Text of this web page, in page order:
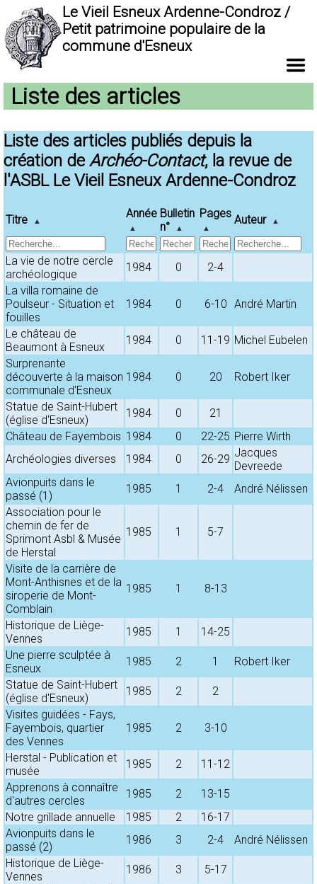
Le Vieil Esneux Ardenne-Condroz /
Petit patrimoine populaire de la
commune d'Esneux
Liste des articles
Liste des articles publiés depuis la
création deArchéo-Contact, la revue de
l'ASBL Le Vieil Esneux Ardenne-Condroz
Titre ▲
Année
▲
Bulletin
n°
▲
Pages
▲
Auteur ▲
La vie de notre cercle
archéologique
1984 0
2-4
La villa romaine de
Poulseur - Situation et
fouilles
1984 0 6-10 André Martin
Le château de
Beaumont à Esneux
1984 0 11-19 Michel Eubelen
Surprenante
découverte à la maison
communale d'Esneux
1984 0 20 Robert Iker
Statue de Saint-Hubert
(église d'Esneux)
1984 0
21
Château de Fayembois 1984 0 22-25 Pierre Wirth
Archéologies diverses
1984 0 26-29 Jacques
Devreede
Avionpuits dans le
passé (1)
1985 1 2-4
André Nélissen
Association pour le
chemin de fer de
Sprimont Asbl & Musée
de Herstal
1985 1 5-7
Visite de la carrière de
Mont-Anthisnes et de la
siroperie de Mont-
Comblain
1985 1 8-13
Historique de Liège-
Vennes
1985 1
14-25
Une pierre sculptée à
Esneux
1985 2 1
Robert Iker
Statue de Saint-Hubert
(église d'Esneux)
1985 2
2
Visites guidées - Fays,
Fayembois, quartier
des Vennes
1985 2 3-10
Herstal - Publication et
musée
1985 2
11-12
Apprenons à connaître
d'autres cercles
1985 2
13-15
Notre grillade annuelle
1985 2
16-17
Avionpuits dans le
passé (2)
1986 3 2-4
André Nélissen
Historique de Liège-
Vennes
1986 3
5-17